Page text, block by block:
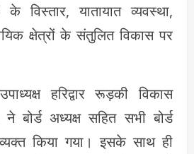
विस्तार, यातायात व्यवस्था,
क्षेत्रों के संतुलित विकास पर
हरिद्वार रूड़की विकास
बोर्ड अध्यक्ष सहित सभी बोर्ड
किया गया। इसके साथ ही